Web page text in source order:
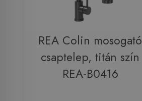
REA Colin mosogató
csaptelep, titán szín
REA-B0416